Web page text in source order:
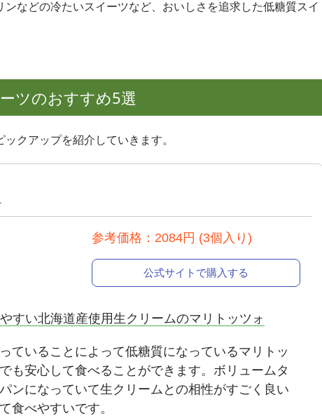
などの冷たいスイーツなど、おいしさを追求した低糖質スイ
ツのおすすめ5選
クアップを紹介していきます。
参考価格：2084円 (3個入り)
公式サイトで購入する
すい北海道産使用生クリームのマリトッツォ
ていることによって低糖質になっているマリトッ
も安心して食べることができます。ボリュームタ
ンになっていて生クリームとの相性がすごく良い
食べやすいです。